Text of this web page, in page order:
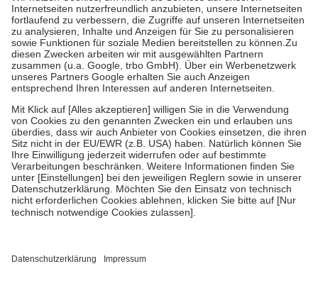
Kosten der Leistung zu entrichten.
Diese Regeln gelten grundsätzlich auch für Online-Apotheken.
Bei Heilmitteln und häuslicher Krankenpflege beträgt die
Zuzahlung zehn Prozent der Kosten sowie zehn Euro je
Verordnung.
Um das Engagement der Versicherten für ihre eigene Gesundheit zu
stärken und die besondere Stellung der Familie zu unterstützen,
fallenkeine Zuzahlungenan bei:
• Kindern und Jugendlichen bis zum vollendeten 18. Lebensjahr
mit Ausnahme der Fahrkosten
• Untersuchungen zur Vorsorge und Früherkennung, die von der
GKV getragen werden
• empfohlenen Schutzimpfungen
• Harn- und Blutteststreifen
getroffen, um sicherzustellen, dass es sich um echte Bewertungen